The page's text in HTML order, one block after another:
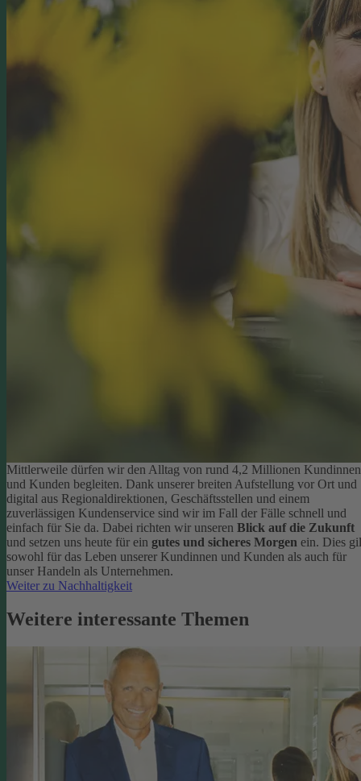
Mittlerweile dürfen wir den Alltag von rund 4,2 Millionen Kundinnen
und Kunden begleiten. Dank unserer breiten Aufstellung vor Ort und
digital aus Regionaldirektionen, Geschäftsstellen und einem
zuverlässigen Kundenservice sind wir im Fall der Fälle schnell und
einfach für Sie da. Dabei richten wir unseren Blick auf die Zukunft
und setzen uns heute für ein gutes und sicheres Morgen ein. Dies
sowohl für das Leben unserer Kundinnen und Kunden als auch für
unser Handeln als Unternehmen.
Weiter zu Nachhaltigkeit
Weitere interessante Themen